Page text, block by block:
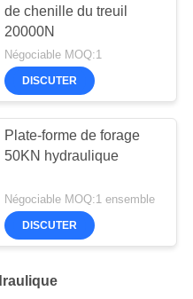
de chenille du treuil
20000N
Négociable MOQ:1
DISCUTER
Plate-forme de forage
50KN hydraulique
Négociable MOQ:1 ensemble
DISCUTER